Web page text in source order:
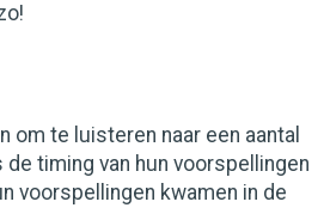
om te luisteren naar een aantal
de timing van hun voorspellingen
voorspellingen kwamen in de